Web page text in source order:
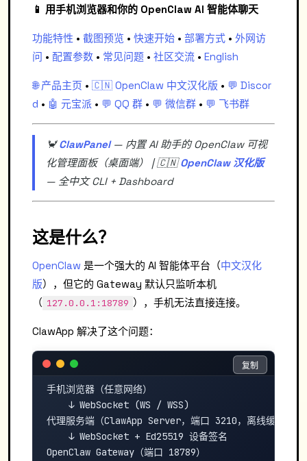
📱 用手机浏览器和你的 OpenClaw AI 智能体聊天
功能特性 • 截图预览 • 快速开始 • 部署方式 • 外网访
问 • 配置参数 • 常见问题 • 社区交流 • English
🌐 产品主页 • 🇨🇳 OpenClaw 中文汉化版 • 💬 Discor
d • 🤖 元宝派 • 💬 QQ 群 • 💬 微信群 • 💬 飞书群
🦀ClawPanel— 内置 AI 助手的 OpenClaw 可视
化管理面板（桌面端） | 🇨🇳OpenClaw 汉化版
— 全中文 CLI + Dashboard
这是什么？
OpenClaw 是一个强大的 AI 智能体平台（中文汉化
版），但它的 Gateway 默认只监听本机
（ 127.0.0.1:18789 ），手机无法直接连接。
ClawApp 解决了这个问题：
手机浏览器（任意网络）
    ↓ WebSocket (WS / WSS)
代理服务端（ClawApp Server，端口 3210，离线缓存）
    ↓ WebSocket + Ed25519 设备签名
复制
复制